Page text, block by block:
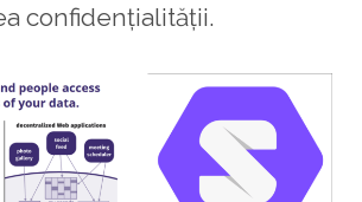
confidențialității.